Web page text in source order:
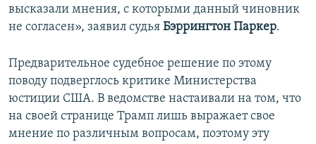
высказали мнения, с которыми данный чиновник
не согласен», заявил судья Бэррингтон Паркер.
Предварительное судебное решение по этому
поводу подверглось критике Министерства
юстиции США. В ведомстве настаивали на том, что
на своей странице Трамп лишь выражает свое
мнение по различным вопросам, поэтому эту